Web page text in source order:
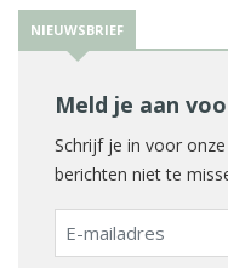
NIEUWSBRIEF
Meld je aan
Schrijf je in voor
berichten niet te
E-
mailadres